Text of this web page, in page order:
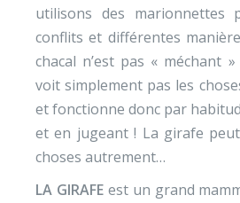
utilisons des marionnettes
conflits et différentes
chacal n’est pas « méchant
voit simplement pas les
et fonctionne donc par
et en jugeant ! La girafe
choses autrement…
LA GIRAFEest un grand